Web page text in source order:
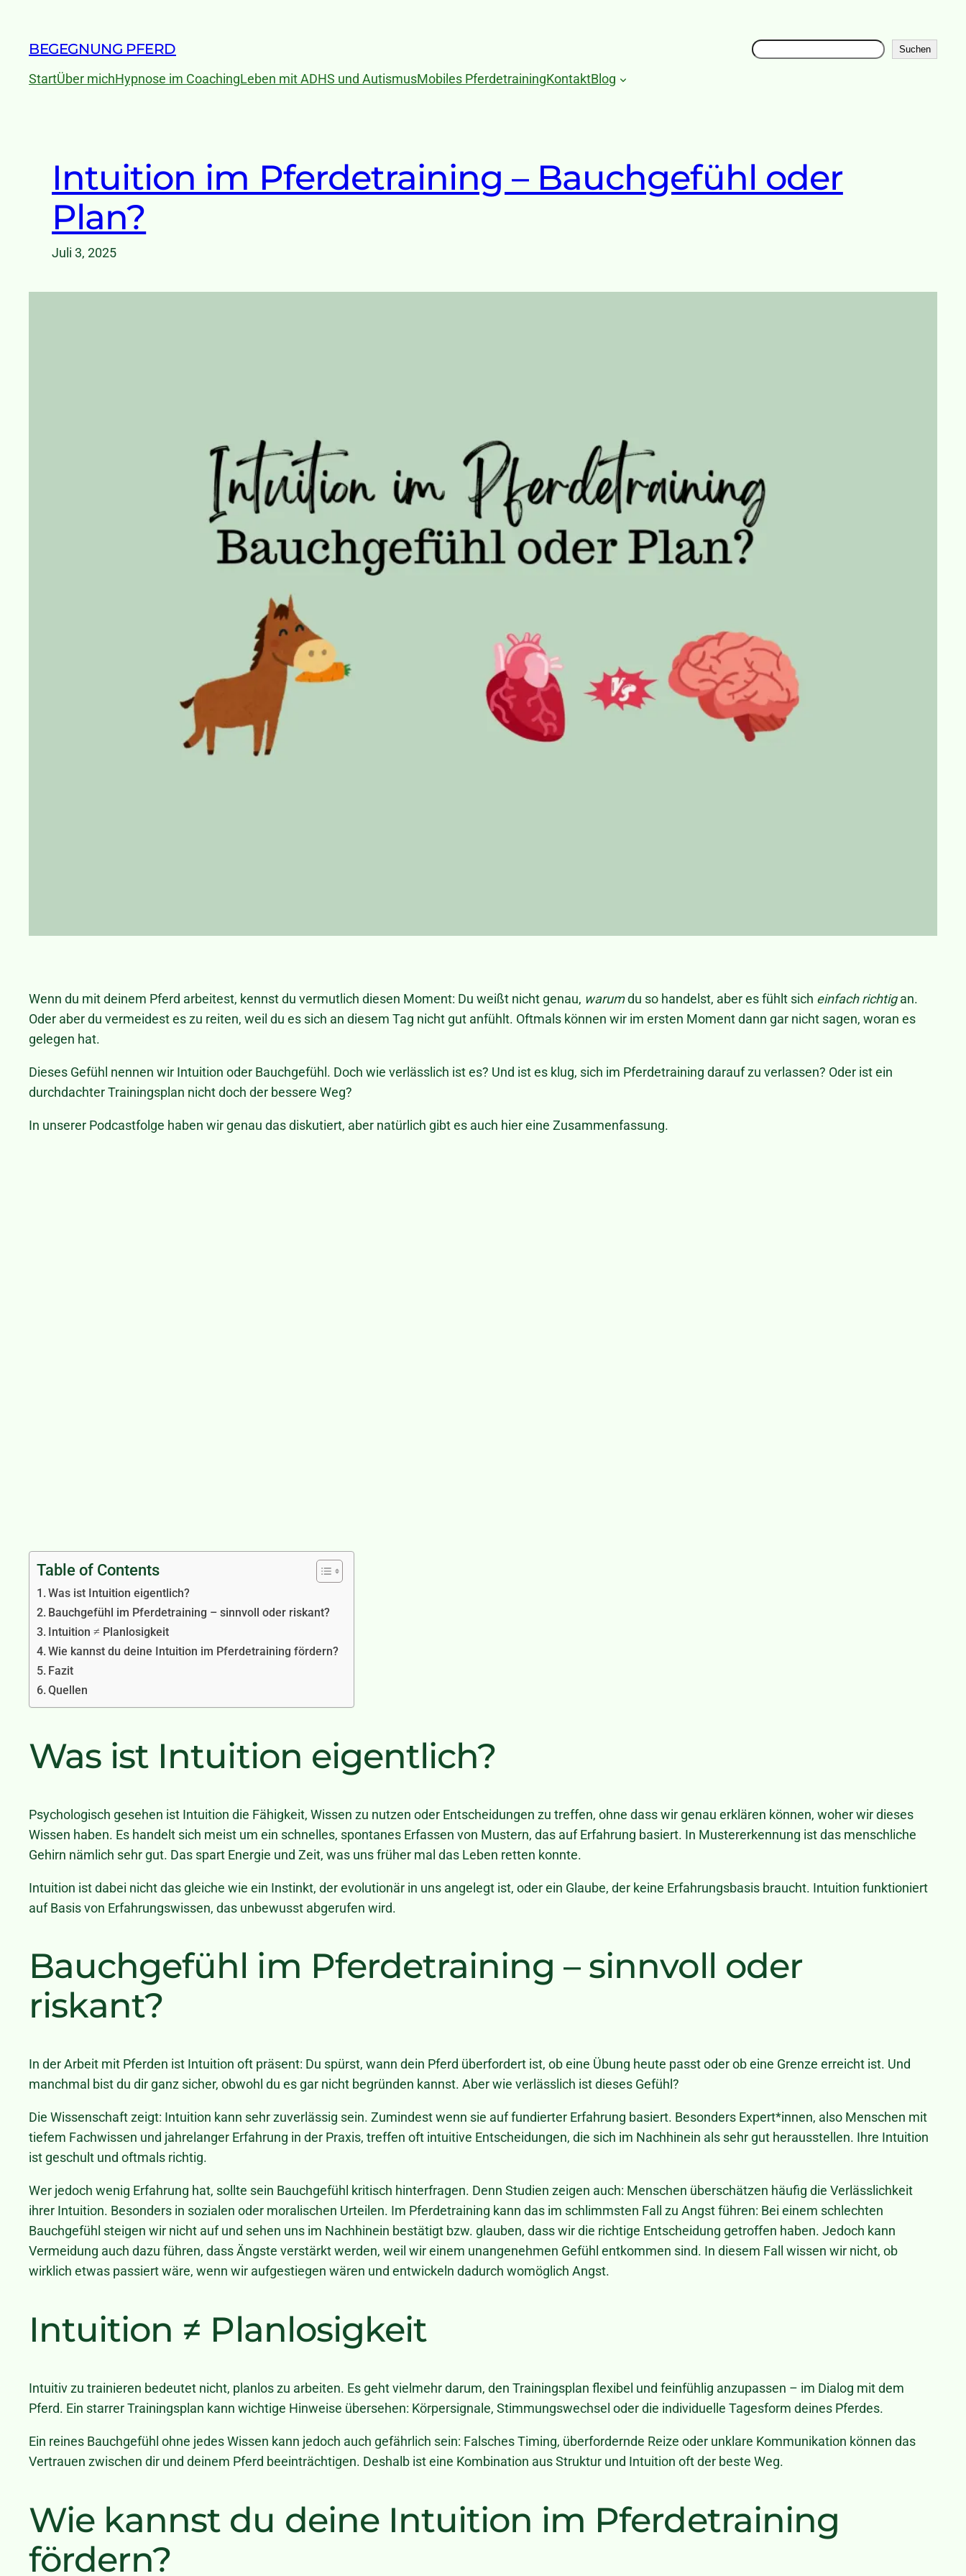
springen
BEGEGNUNG PFERD Suchen Suchen
StartÜber michHypnose im CoachingLeben mit ADHS und AutismusMobiles PferdetrainingKontaktBlog
Intuition im Pferdetraining – Bauchgefühl oder
Plan?
Juli 3, 2025
Wenn du mit deinem Pferd arbeitest, kennst du vermutlich diesen Moment: Du weißt nicht genau, warumdu so handelst, aber es fühlt sich einfach richtigan.
Oder aber du vermeidest es zu reiten, weil du es sich an diesem Tag nicht gut anfühlt. Oftmals können wir im ersten Moment dann gar nicht sagen, woran es
gelegen hat.
Dieses Gefühl nennen wir Intuition oder Bauchgefühl. Doch wie verlässlich ist es? Und ist es klug, sich im Pferdetraining darauf zu verlassen? Oder ist ein
durchdachter Trainingsplan nicht doch der bessere Weg?
In unserer Podcastfolge haben wir genau das diskutiert, aber natürlich gibt es auch hier eine Zusammenfassung.
Table of Contents
Was ist Intuition eigentlich?
Bauchgefühl im Pferdetraining – sinnvoll oder riskant?
Intuition ≠ Planlosigkeit
Wie kannst du deine Intuition im Pferdetraining fördern?
Fazit
Quellen
Was ist Intuition eigentlich?
Psychologisch gesehen ist Intuition die Fähigkeit, Wissen zu nutzen oder Entscheidungen zu treffen, ohne dass wir genau erklären können, woher wir dieses
Wissen haben. Es handelt sich meist um ein schnelles, spontanes Erfassen von Mustern, das auf Erfahrung basiert. In Mustererkennung ist das menschliche
Gehirn nämlich sehr gut. Das spart Energie und Zeit, was uns früher mal das Leben retten konnte.
Intuition ist dabei nicht das gleiche wie ein Instinkt, der evolutionär in uns angelegt ist, oder ein Glaube, der keine Erfahrungsbasis braucht. Intuition funktioniert
auf Basis von Erfahrungswissen, das unbewusst abgerufen wird.
Bauchgefühl im Pferdetraining – sinnvoll oder
riskant?
In der Arbeit mit Pferden ist Intuition oft präsent: Du spürst, wann dein Pferd überfordert ist, ob eine Übung heute passt oder ob eine Grenze erreicht ist. Und
manchmal bist du dir ganz sicher, obwohl du es gar nicht begründen kannst. Aber wie verlässlich ist dieses Gefühl?
Die Wissenschaft zeigt: Intuition kann sehr zuverlässig sein. Zumindest wenn sie auf fundierter Erfahrung basiert. Besonders Expert*innen, also Menschen mit
tiefem Fachwissen und jahrelanger Erfahrung in der Praxis, treffen oft intuitive Entscheidungen, die sich im Nachhinein als sehr gut herausstellen. Ihre Intuition
ist geschult und oftmals richtig.
Wer jedoch wenig Erfahrung hat, sollte sein Bauchgefühl kritisch hinterfragen. Denn Studien zeigen auch: Menschen überschätzen häufig die Verlässlichkeit
ihrer Intuition. Besonders in sozialen oder moralischen Urteilen. Im Pferdetraining kann das im schlimmsten Fall zu Angst führen: Bei einem schlechten
Bauchgefühl steigen wir nicht auf und sehen uns im Nachhinein bestätigt bzw. glauben, dass wir die richtige Entscheidung getroffen haben. Jedoch kann
Vermeidung auch dazu führen, dass Ängste verstärkt werden, weil wir einem unangenehmen Gefühl entkommen sind. In diesem Fall wissen wir nicht, ob
wirklich etwas passiert wäre, wenn wir aufgestiegen wären und entwickeln dadurch womöglich Angst.
Intuition ≠ Planlosigkeit
Intuitiv zu trainieren bedeutet nicht, planlos zu arbeiten. Es geht vielmehr darum, den Trainingsplan flexibel und feinfühlig anzupassen – im Dialog mit dem
Pferd. Ein starrer Trainingsplan kann wichtige Hinweise übersehen: Körpersignale, Stimmungswechsel oder die individuelle Tagesform deines Pferdes.
Ein reines Bauchgefühl ohne jedes Wissen kann jedoch auch gefährlich sein: Falsches Timing, überfordernde Reize oder unklare Kommunikation können das
Vertrauen zwischen dir und deinem Pferd beeinträchtigen. Deshalb ist eine Kombination aus Struktur und Intuition oft der beste Weg.
Wie kannst du deine Intuition im Pferdetraining
fördern?